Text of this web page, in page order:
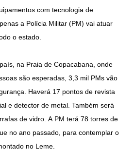
com tecnologia de
a Polícia Militar (PM) vai atuar
o estado.
na Praia de Copacabana, onde
são esperadas, 3,3 mil PMs vão
Haverá 17 pontos de revista
e detector de metal. Também será
de vidro. A PM terá 78 torres de
no ano passado, para contemplar o
no Leme.